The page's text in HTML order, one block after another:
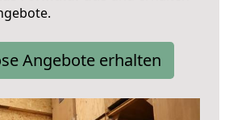
Angebote erhalten